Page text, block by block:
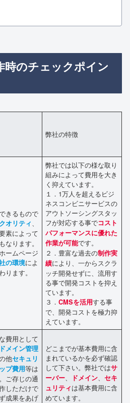
時のチェックポイン
弊社の特徴
きるもので
クオリティ
素によって
なります。
ームページ
の環境によ
ります。
弊社では以下の様な取り
組みによって費用を大き
く抑えています。
１．1万人を超えるビジ
ネスコンビニサービスの
アウトソーシングスタッ
フが対応する事でコスト
パフォーマンスに優れた
作業が可能です。
２．豊富な過去の制作実
績により、一からスクラ
ッチ開発せずに、流用す
る事で開発コストを抑え
ています。
３．CMSを活用する事
で、開発コストを極力抑
えています。
費用として
ドメイン管理
他セキュリ
プ費用等は
ご存じの通
しただけで
成果をあげ
どこまでが基本費用に含
まれているかを必ず確認
して下さい。弊社ではサ
ーバー
ドメイン 、セキ
ュリティは基本費用に含
めています。